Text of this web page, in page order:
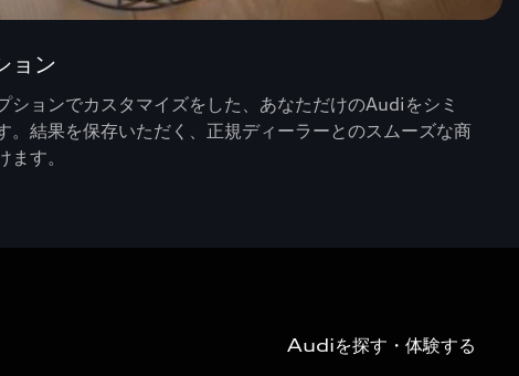
ョン
ションでカスタマイズをした、あなただけのAudiをシミ
。結果を保存いただく、正規ディーラーとのスムーズな商
す。
Audiを探す・体験する